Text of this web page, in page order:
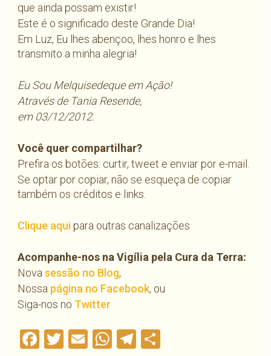
que ainda possam existir!
Este é o significado deste Grande Dia!
Em Luz, Eu lhes abençoo, lhes honro e lhes
transmito a minha alegria!
Eu Sou Melquisedeque em Ação!
Através de Tania Resende,
em 03/12/2012.
Você quer compartilhar?
Prefira os botões: curtir, tweet e enviar por e-mail.
Se optar por copiar, não se esqueça de copiar
também os créditos e links.
Clique aquipara outras canalizações
Acompanhe-nos na Vigília pela Cura da Terra:
Nova sessão no Blog,
Nossa página no Facebook, ou
Siga-nos no Twitter
Facebook
Twitter
EmailWhatsApp
Telegram